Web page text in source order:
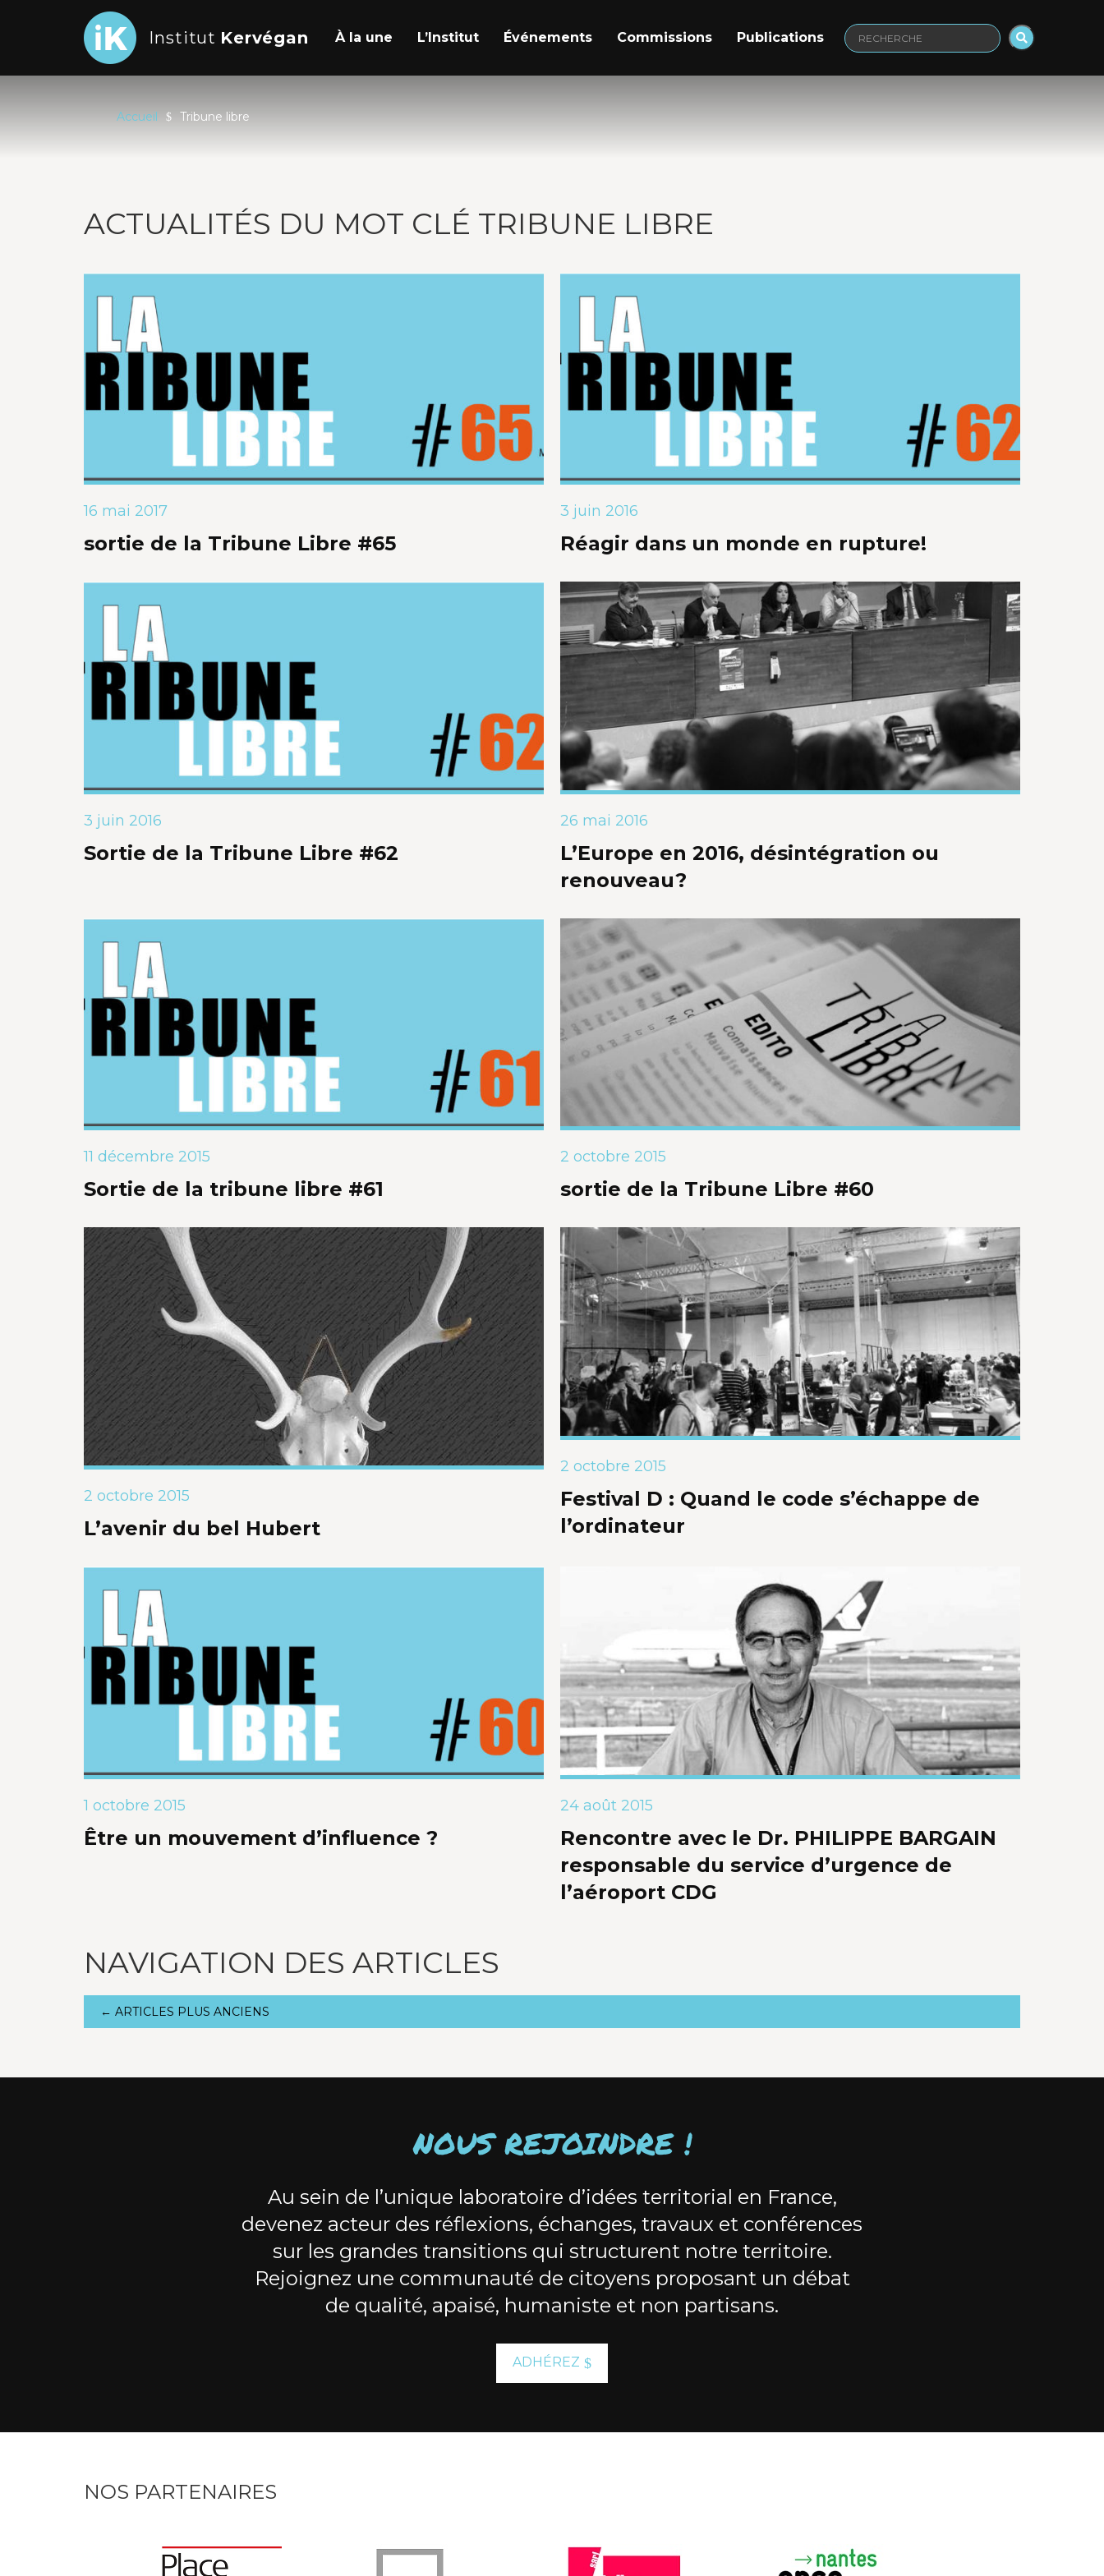
Institut Kervégan
Recherche
À la une L’Institut Événements Commissions Publications
Accueil Tribune libre
ACTUALITÉS DU MOT CLÉ TRIBUNE LIBRE
16 mai 2017
sortie de la Tribune Libre #65
3 juin 2016
Réagir dans un monde en rupture!
3 juin 2016
Sortie de la Tribune Libre #62
26 mai 2016
L’Europe en 2016, désintégration ou
renouveau?
11 décembre 2015
Sortie de la tribune libre #61
2 octobre 2015
sortie de la Tribune Libre #60
2 octobre 2015
L’avenir du bel Hubert
2 octobre 2015
Festival D : Quand le code s’échappe de
l’ordinateur
1 octobre 2015
Être un mouvement d’influence ?
24 août 2015
Rencontre avec le Dr. PHILIPPE BARGAIN
responsable du service d’urgence de
l’aéroport CDG
NAVIGATION DES ARTICLES
← ARTICLES PLUS ANCIENS
NOUS REJOINDRE !
Au sein de l’unique laboratoire d’idées territorial en France,
devenez acteur des réflexions, échanges, travaux et conférences
sur les grandes transitions qui structurent notre territoire.
Rejoignez une communauté de citoyens proposant un débat
de qualité, apaisé, humaniste et non partisans.
ADHÉREZ
NOS PARTENAIRES